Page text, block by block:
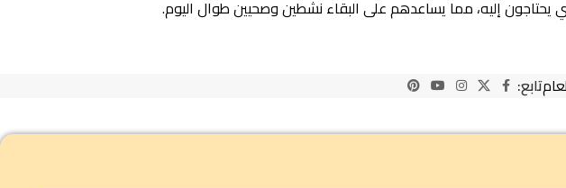
الذي يحتاجون إليه، مما يساعدهم على البقاء نشطين وصحيين طوال اليوم.
تابع: